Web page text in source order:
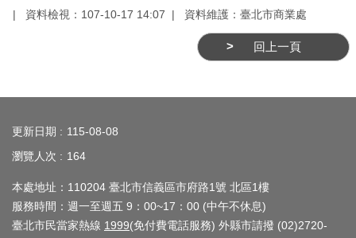
商
與
導
圈
廊
資料檢視：107-10-17 14:07
資料維護：臺北市商業處
回上一頁
更新日期
115-08-08
瀏覽人次
164
本處地址：110204 臺北市信義區市府路1號 北區1樓
服務時間：週一至週五 9：00~17：00 (中午不休息)
臺北市民當家熱線 1999(免付費電話服務) 外縣市請撥 (02)2720-